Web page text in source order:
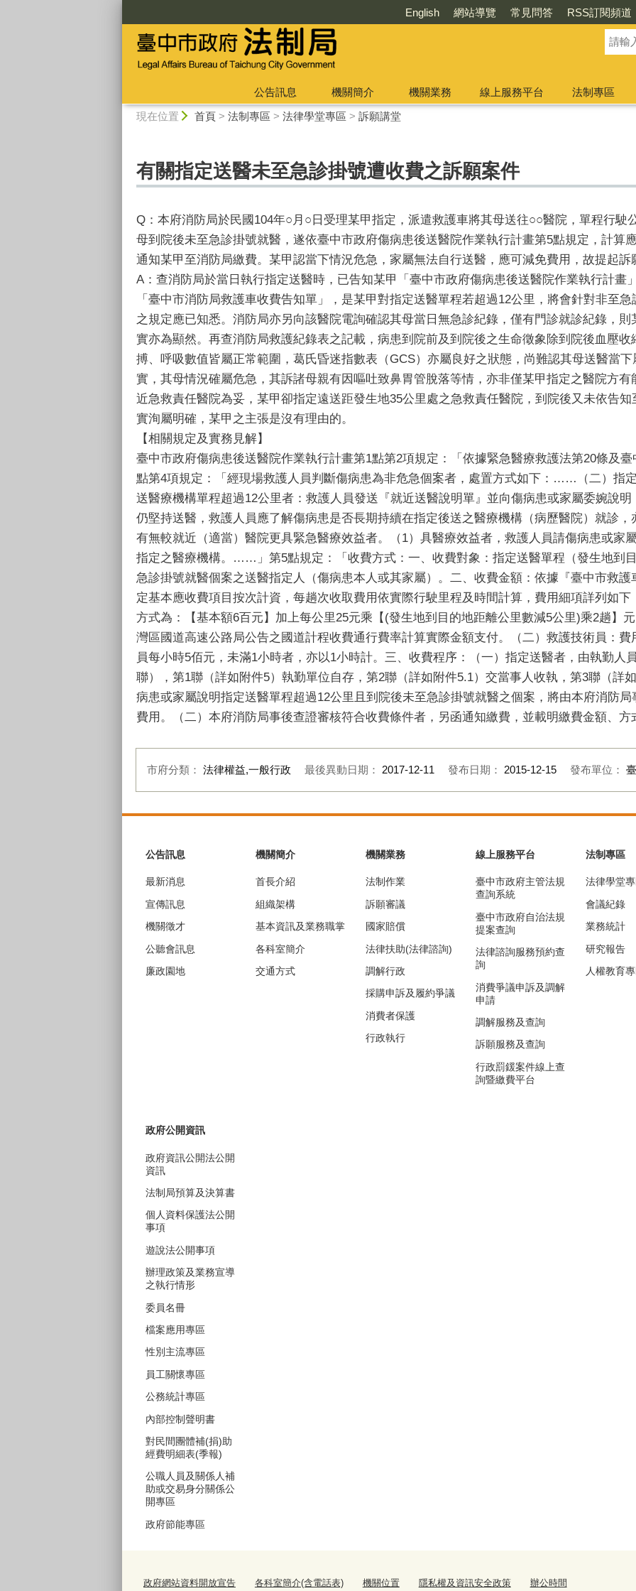
English 網站導覽 常見問答 RSS訂閱頻道
公告訊息 機關簡介 機關業務 線上服務平台
法制專區
現在位置 首頁> 法制專區 > 法律學堂專區 > 訴願講堂
有關指定送醫未至急診掛號遭收費之訴願案件
Q：本府消防局於民國104年○月○日受理某甲指定，派遣救護車將其母送往○○醫院，單程行駛
母到院後未至急診掛號就醫，遂依臺中市政府傷病患後送醫院作業執行計畫第5點規定，計算
通知某甲至消防局繳費。某甲認當下情況危急，家屬無法自行送醫，應可減免費用，故提起
A：查消防局於當日執行指定送醫時，已告知某甲「臺中市政府傷病患後送醫院作業執行計畫
「臺中市消防局救護車收費告知單」，是某甲對指定送醫單程若超過12公里，將會針對非至
之規定應已知悉。消防局亦另向該醫院電詢確認其母當日無急診紀錄，僅有門診就診紀錄，
實亦為顯然。再查消防局救護紀錄表之記載，病患到院前及到院後之生命徵象除到院後血壓
搏、呼吸數值皆屬正常範圍，葛氏昏迷指數表（GCS）亦屬良好之狀態，尚難認其母送醫當
實，其母情況確屬危急，其訴諸母親有因嘔吐致鼻胃管脫落等情，亦非僅某甲指定之醫院方
近急救責任醫院為妥，某甲卻指定遠送距發生地35公里處之急救責任醫院，到院後又未依告
實洵屬明確，某甲之主張是沒有理由的。
【相關規定及實務見解】
臺中市政府傷病患後送醫院作業執行計畫第1點第2項規定：「依據緊急醫療救護法第20條及
點第4項規定：「經現場救護人員判斷傷病患為非危急個案者，處置方式如下：……（二）
送醫療機構單程超過12公里者：救護人員發送『就近送醫說明單』並向傷病患或家屬委婉說
仍堅持送醫，救護人員應了解傷病患是否長期持續在指定後送之醫療機構（病歷醫院）就診
有無較就近（適當）醫院更具緊急醫療效益者。（1）具醫療效益者，救護人員請傷病患或家
指定之醫療機構。……」第5點規定：「收費方式：一、收費對象：指定送醫單程（發生地到
急診掛號就醫個案之送醫指定人（傷病患本人或其家屬）。二、收費金額：依據『臺中市救
定基本應收費項目按次計資，每趟次收取費用依實際行駛里程及時間計算，費用細項詳列如
方式為：【基本額6百元】加上每公里25元乘【(發生地到目的地距離公里數減5公里)乘2趟】
灣區國道高速公路局公告之國道計程收費通行費率計算實際金額支付。（二）救護技術員：
員每小時5佰元，未滿1小時者，亦以1小時計。三、收費程序：（一）指定送醫者，由執勤人
聯），第1聯（詳如附件5）執勤單位自存，第2聯（詳如附件5.1）交當事人收執，第3聯（詳
病患或家屬說明指定送醫單程超過12公里且到院後未至急診掛號就醫之個案，將由本府消防
費用。（二）本府消防局事後查證審核符合收費條件者，另函通知繳費，並載明繳費金額、
市府分類： 法律權益,一般行政 最後異動日期： 2017-12-11 發布日期： 2015-12-15 發布單位：
公告訊息
最新消息
宣傳訊息
機關徵才
公聽會訊息
廉政園地
機關簡介
首長介紹
組織架構
基本資訊及業務職掌
各科室簡介
交通方式
機關業務
法制作業
訴願審議
國家賠償
法律扶助(法律諮詢)
調解行政
採購申訴及履約爭議
消費者保護
行政執行
線上服務平台
臺中市政府主管法規
查詢系統
臺中市政府自治法規
提案查詢
法律諮詢服務預約查
詢
消費爭議申訴及調解
申請
調解服務及查詢
訴願服務及查詢
行政罰鍰案件線上查
詢暨繳費平台
法制專區
法律學堂
會議紀錄
業務統計
研究報告
人權教育
政府公開資訊
政府資訊公開法公開
資訊
法制局預算及決算書
個人資料保護法公開
事項
遊說法公開事項
辦理政策及業務宣導
之執行情形
委員名冊
檔案應用專區
性別主流專區
員工關懷專區
公務統計專區
內部控制聲明書
對民間團體補(捐)助
經費明細表(季報)
公職人員及關係人補
助或交易身分關係公
開專區
政府節能專區
政府網站資料開放宣告 各科室簡介(含電話表) 機關位置 隱私權及資訊安全政策 辦公時間